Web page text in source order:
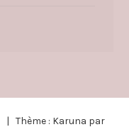
| Thème : Karuna par